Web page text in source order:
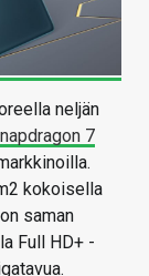
neljän
7
kokoisella
saman
Full HD+ -